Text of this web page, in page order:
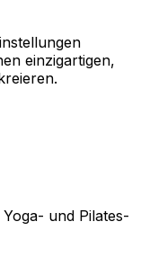
einzigartigen,
und Pilates-